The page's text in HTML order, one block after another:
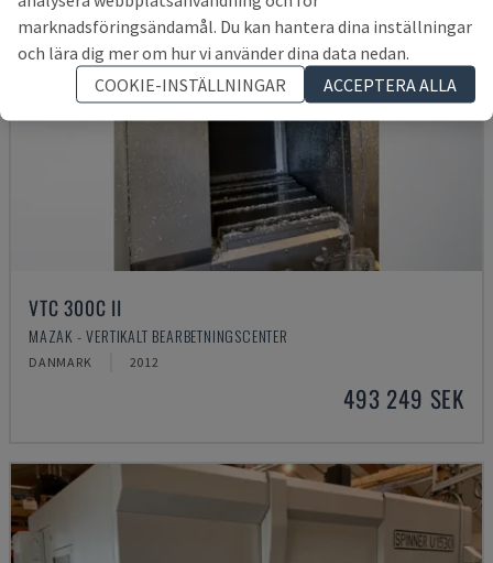
VTC 300C II
MAZAK - VERTIKALT BEARBETNINGSCENTER
DANMARK 2012
493 249 SEK
marknadsföringsändamål. Du kan hantera dina inställningar
och lära dig mer om hur vi använder dina data nedan.
COOKIE-INSTÄLLNINGAR
ACCEPTERA ALLA